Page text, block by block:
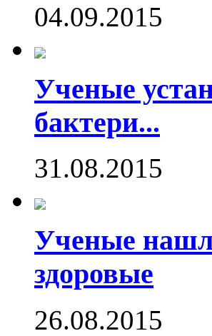
04.09.2015
Ученые
бактери...
31.08.2015
Ученые
здоровые
26.08.2015